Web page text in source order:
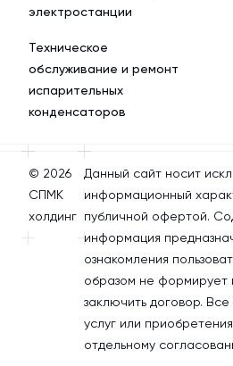
электростанции
Техническое
обслуживание и ремонт
испарительных
конденсаторов
© 2026
СПМК
холдинг
Данный сайт носит
информационный
публичной офертой.
информация
ознакомления
образом не формирует
заключить договор. Все
услуг или
отдельному